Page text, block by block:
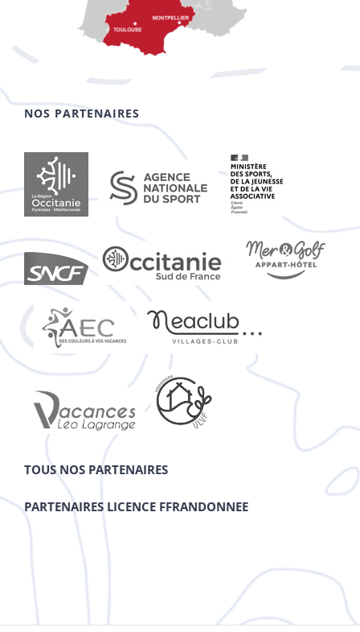
NOS PARTENAIRES
TOUS NOS PARTENAIRES
PARTENAIRES LICENCE FFRANDONNEE